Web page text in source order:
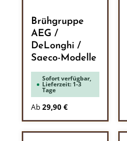
Brühgruppe
AEG /
DeLonghi /
Saeco-Modelle
Sofort verfügbar,
Lieferzeit: 1-3
Tage
Ab 29,90 €